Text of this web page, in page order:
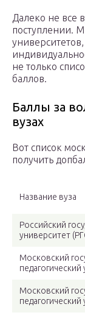
Далеко не все
поступлении.
не только
баллов.
Баллы за
вузах
Вот список
получить
Название вуза
Российский
университет
Московский
Московский